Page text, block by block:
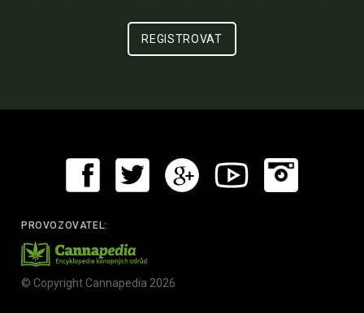
PROVOZOVATEL:
© Copyright Cannapedia 2026